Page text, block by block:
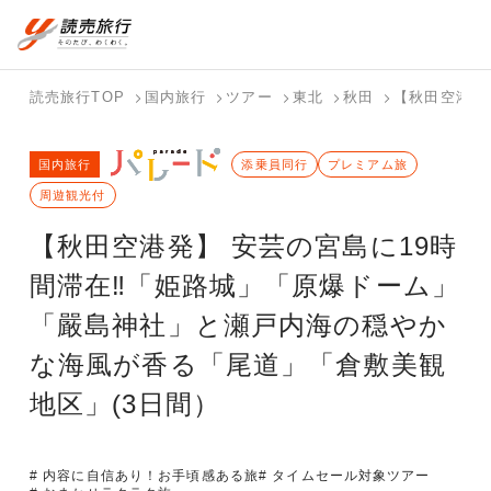
国内旅行トップ
バスツアー
を探す
個人旅行
（ブーケ）を探す
ら探す
探す
す
海外旅行トップ
海外特集か
ら探す
テーマから
探す
す
読売旅行TOP 国内旅行 ツアー 東北 秋田 【秋田空港発
【秋田空港発】 安芸の宮島に19時
間滞在‼「姫路城」「原爆ドーム」
「嚴島神社」と瀬戸内海の穏やか
な海風が香る「尾道」「倉敷美観
地区」(3日間）
国内旅行 添乗員同行 プレミアム旅
周遊観光付
# 内容に自信あり！お手頃感ある旅# タイムセール対象ツアー